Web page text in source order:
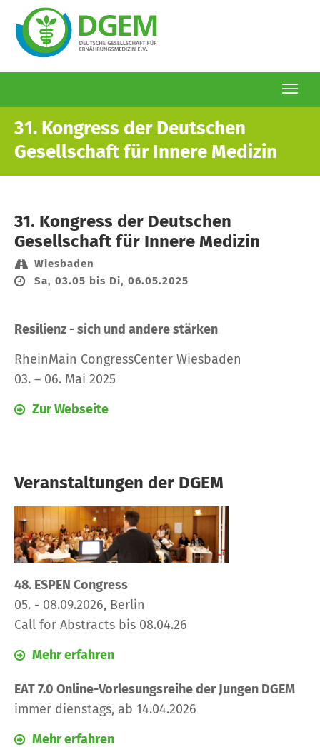
zum
Inhalt
31. Kongress der Deutschen
Gesellschaft für Innere Medizin
31. Kongress der Deutschen
Gesellschaft für Innere Medizin
Wiesbaden
Sa, 03.05 bis Di, 06.05.2025
Resilienz - sich und andere stärken
RheinMain CongressCenter Wiesbaden
03. – 06. Mai 2025
Zur Webseite
Veranstaltungen der DGEM
48. ESPEN Congress
05. - 08.09.2026, Berlin
Call for Abstracts bis 08.04.26
Mehr erfahren
EAT 7.0 Online-Vorlesungsreihe der Jungen DGEM
immer dienstags, ab 14.04.2026
Mehr erfahren